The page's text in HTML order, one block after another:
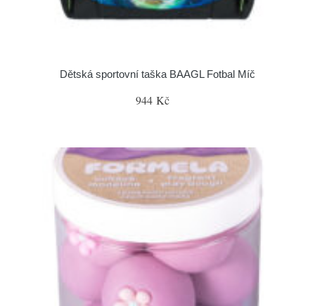
Dětská sportovní taška BAAGL Fotbal Míč
944 Kč